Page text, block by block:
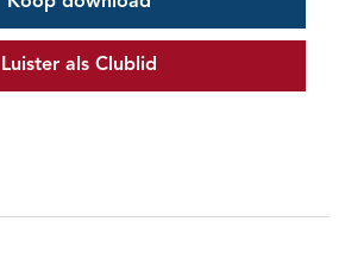
Luister als Clublid